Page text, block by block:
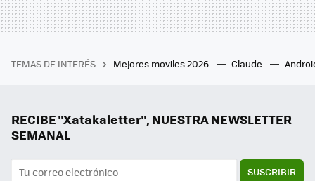
TEMAS DE INTERÉS Mejores moviles 2026 Claude
RECIBE "Xatakaletter", NUESTRA NEWSLETTER
SEMANAL
SUSCRIBIR